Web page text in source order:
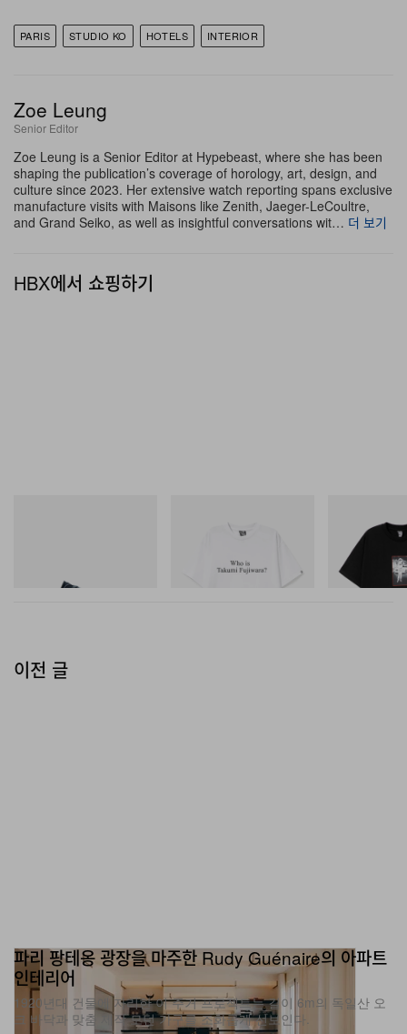
재치 있는 디자인 장치는 공간 전체에 음악적 메타포를 한
일을 통해, 이곳의 록앤롤 DNA가 모든 건축 요소에서 생
호텔의 35개 객실과 스위트는 모두 저마다 다른 구성으로
이 몰입형 디자인 내러티브를 이어 가며, 아래층의 역동적
할을 한다. 시그니처 요소는 벽과 헤드보드 전체를 감싼 코
르크 마감으로, 이는 Marcel Proust의 유명한 방음 침실에
니처에 이르기까지 맞춤 오브제가 빼곡히 채워져, 이 장소
특유의 엉뚱하고도 도발적인 기운을 완벽하게 응축해 낸
6 Rue Pierre Fontaine,
75009 Paris, France
PARIS STUDIO KO HOTELS INTERIOR
Zoe Leung
Senior Editor
Zoe Leung is a Senior Editor at Hypebeast, where she has been
shaping the publication’s coverage of horology, art, design, and
culture since 2023. Her extensive watch reporting spans exclusive
manufacture visits with Maisons like Zenith, Jaeger-LeCoultre,
and Grand Seiko, as well as insightful conversations wit… 더 보기
HBX에서 쇼핑하기
Billionaire Boys Club X Initial
D Cotton T-Shirt 3
BILLIONAIRE
INITIAL D
쇼핑하기
이전 글
파리 팡테옹 광장을 마주한 Rudy Guénaire의 아파트
인테리어
1920년대 건물에 자리한 이 주거 프로젝트는 길이 6m의 독일산 오
크 바닥과 맞춤 제작 모던 가구를 조화롭게 선보인다.